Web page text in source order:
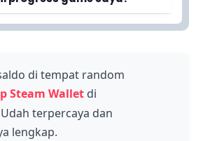
langsung berpengaruh
Anda tanpa perlu restart
dapat mempengaruhi
bermain normal terlebih
menggunakan cheat untuk
yang lebih maksimal.
di tempat random
Steam Wallet di
terpercaya dan
lengkap.